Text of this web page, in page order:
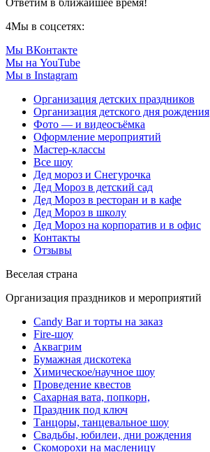
Ответим в ближайшее время!
4Мы в соцсетях:
Мы ВКонтакте
Мы на YouTube
Мы в Instagram
Организация детских праздников
Организация детского дня рождения
Фото — и видеосъёмка
Оформление мероприятий
Мастер-классы
Все шоу
Дед мороз и Снегурочка
Дед Мороз в детский сад
Дед Мороз в ресторан и в кафе
Дед Мороз в школу
Дед Мороз на корпоратив и в офис
Контакты
Отзывы
Веселая страна
Организация праздников и мероприятий
Candy Bar и торты на заказ
Fire-шоу
Аквагрим
Бумажная дискотека
Химическое/научное шоу
Проведение квестов
Сахарная вата, попкорн,
Праздник под ключ
Танцоры, танцевальное шоу
Свадьбы, юбилеи, дни рождения
Скоморохи на масленицу